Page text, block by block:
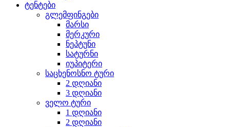
ტენტები
გლემფინგები
მარსი
მერკური
ნეპტუნი
სატურნი
იუპიტერი
საცხენოსნო ტური
2 დღიანი
3 დღიანი
ველო ტური
1 დღიანი
2 დღიანი